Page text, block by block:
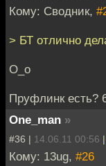
Кому: Сводник,
> БТ отлично
О_о
Пруфлинк есть?
One_man »
#36 | 14.06.11 00:56 |
Кому: 13ug, #26